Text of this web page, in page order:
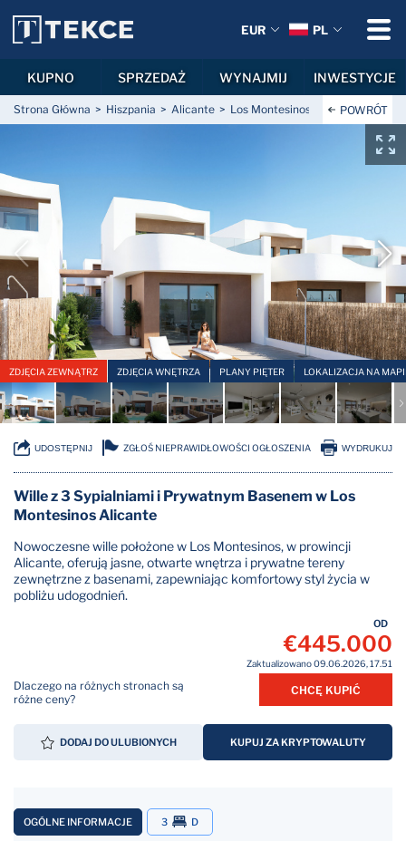
Strona Główna Hiszpania Alicante Los Montesinos La Herrada
POWRÓT
ZDJĘCIA ZEWNĄTRZ ZDJĘCIA WNĘTRZA PLANY PIĘTER LOKALIZACJA NA
UDOSTĘPNIJ ZGŁOŚ NIEPRAWIDŁOWOŚCI OGŁOSZENIA WYDRUKUJ
Wille z 3 Sypialniami i Prywatnym Basenem w Los
Montesinos Alicante
Nowoczesne wille położone w Los Montesinos, w prowincji
Alicante, oferują jasne, otwarte wnętrza i prywatne tereny
zewnętrzne z basenami, zapewniając komfortowy styl życia w
pobliżu udogodnień.
Dlaczego na różnych stronach są
różne ceny?
OD
€445.000
Zaktualizowano 09.06.2026, 17.51
CHCĘ KUPIĆ
DODAJ DO ULUBIONYCH KUPUJ ZA KRYPTOWALUTY
OGÓLNE INFORMACJE 3 D
EUR PL
KUPNO SPRZEDAŻ WYNAJMIJ INWESTYCJE